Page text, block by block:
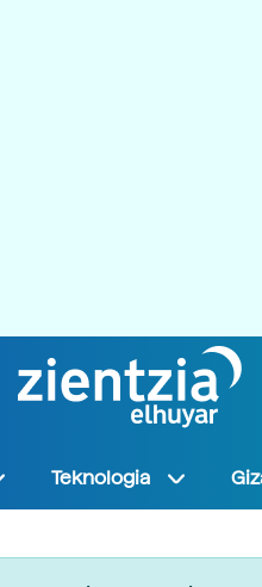
Teknologia